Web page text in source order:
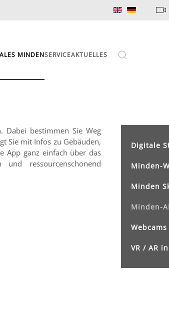
MINDENSERVICEAKTUELLES
App ganz einfach über das
und ressourcenschonend
Digitale
Minden-
Minden
Minden-
Webcams
VR / AR